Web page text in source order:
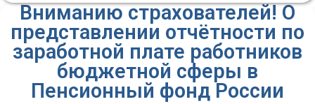
Вниманию страхователей! О
представлении отчётности по
заработной плате работников
бюджетной сферы в
Пенсионный фонд России